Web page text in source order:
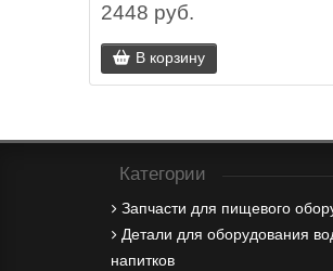
2448 руб.
В корзину
Категории
Запчасти для пищевого
Детали для оборудования
напитков